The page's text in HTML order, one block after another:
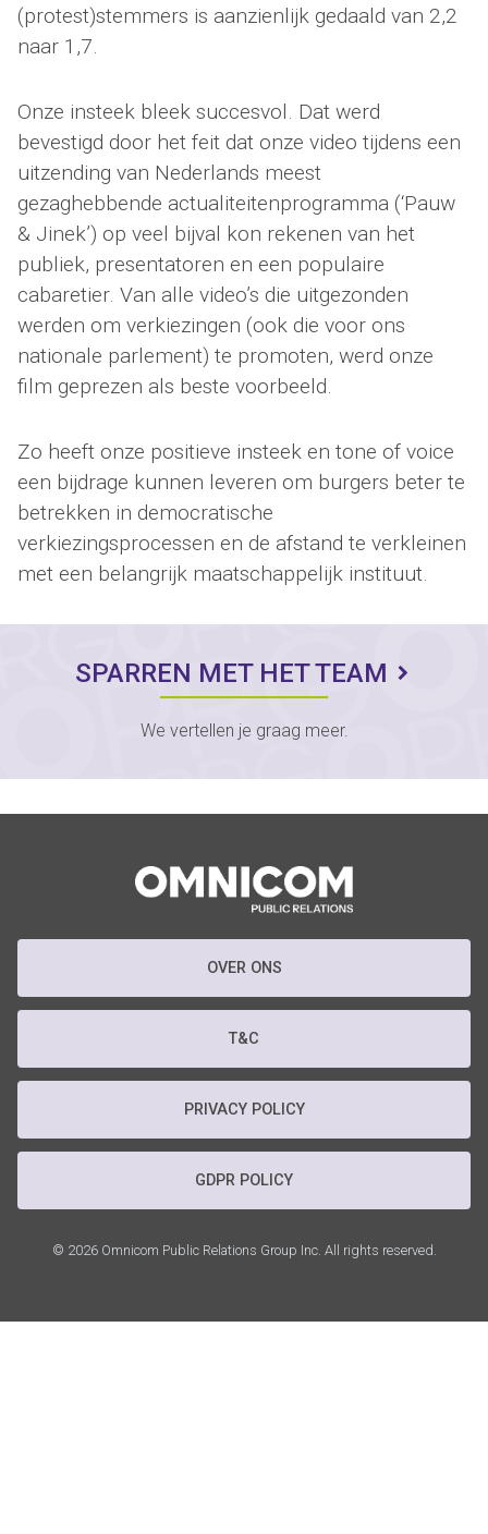
(protest)stemmers is aanzienlijk gedaald van 2,2
naar 1,7.
Onze insteek bleek succesvol. Dat werd
bevestigd door het feit dat onze video tijdens een
uitzending van Nederlands meest
gezaghebbende actualiteitenprogramma (‘Pauw
& Jinek’) op veel bijval kon rekenen van het
publiek, presentatoren en een populaire
cabaretier. Van alle video’s die uitgezonden
werden om verkiezingen (ook die voor ons
nationale parlement) te promoten, werd onze
film geprezen als beste voorbeeld.
Zo heeft onze positieve insteek en tone of voice
een bijdrage kunnen leveren om burgers beter te
betrekken in democratische
verkiezingsprocessen en de afstand te verkleinen
met een belangrijk maatschappelijk instituut.
SPARREN MET HET TEAM
We vertellen je graag meer.
OVER ONS
T&C
PRIVACY POLICY
GDPR POLICY
© 2026 Omnicom Public Relations Group Inc. All rights reserved.